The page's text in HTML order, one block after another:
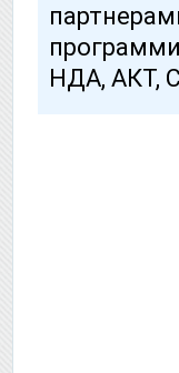
НДА, АКТ,